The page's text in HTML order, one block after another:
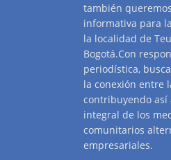
también
informativa para
la localidad de
Bogotá.Con
periodística,
la conexión entre
contribuyendo así
integral de los
comunitarios
empresariales.